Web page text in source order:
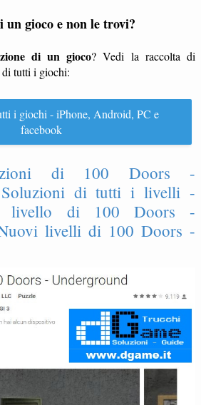
gioco e non le trovi?
di un gioco? Vedi la raccolta di
tutti i giochi:
i giochi - iPhone, Android, PC e
facebook
di 100 Doors -
Soluzioni di tutti i livelli -
livello di 100 Doors -
livelli di 100 Doors -